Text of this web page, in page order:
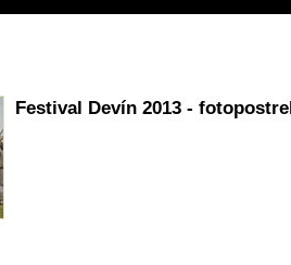
Festival Devín 2013 -